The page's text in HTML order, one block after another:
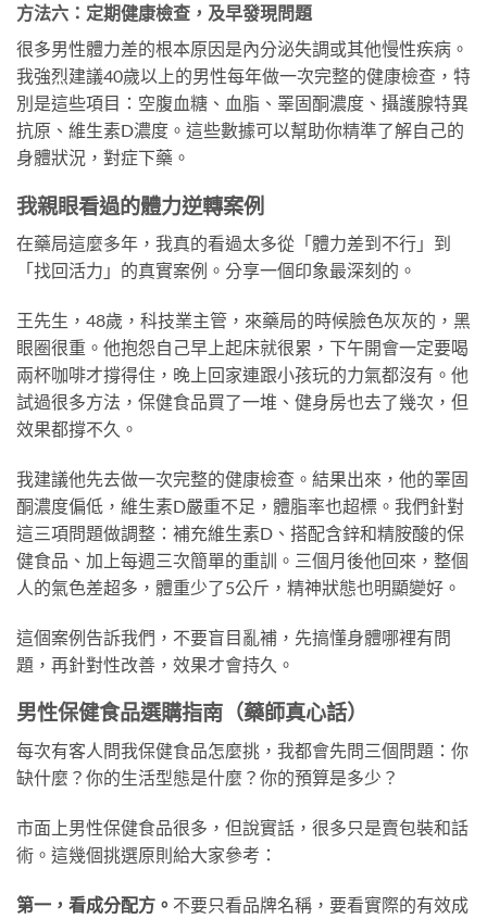
方法六：定期健康檢查，及早發現問題
很多男性體力差的根本原因是內分泌失調或其他慢性疾病。
我強烈建議40歲以上的男性每年做一次完整的健康檢查，特
別是這些項目：空腹血糖、血脂、睪固酮濃度、攝護腺特異
抗原、維生素D濃度。這些數據可以幫助你精準了解自己的
身體狀況，對症下藥。
我親眼看過的體力逆轉案例
在藥局這麼多年，我真的看過太多從「體力差到不行」到
「找回活力」的真實案例。分享一個印象最深刻的。
王先生，48歲，科技業主管，來藥局的時候臉色灰灰的，黑
眼圈很重。他抱怨自己早上起床就很累，下午開會一定要喝
兩杯咖啡才撐得住，晚上回家連跟小孩玩的力氣都沒有。他
試過很多方法，保健食品買了一堆、健身房也去了幾次，但
效果都撐不久。
我建議他先去做一次完整的健康檢查。結果出來，他的睪固
酮濃度偏低，維生素D嚴重不足，體脂率也超標。我們針對
這三項問題做調整：補充維生素D、搭配含鋅和精胺酸的保
健食品、加上每週三次簡單的重訓。三個月後他回來，整個
人的氣色差超多，體重少了5公斤，精神狀態也明顯變好。
這個案例告訴我們，不要盲目亂補，先搞懂身體哪裡有問
題，再針對性改善，效果才會持久。
男性保健食品選購指南（藥師真心話）
每次有客人問我保健食品怎麼挑，我都會先問三個問題：你
缺什麼？你的生活型態是什麼？你的預算是多少？
市面上男性保健食品很多，但說實話，很多只是賣包裝和話
術。這幾個挑選原則給大家參考：
第一，看成分配方。 不要只看品牌名稱，要看實際的有效成